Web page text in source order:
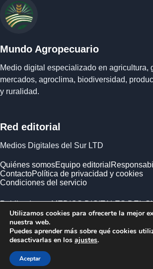
Mundo Agropecuario
Medio digital especializado en agricultura,
mercados, agroclima, biodiversidad,
y ruralidad.
Red editorial
Medios Digitales del Sur LTD
Quiénes somosEquipo editorial
ContactoPolítica de privacidad y cookies
Condiciones del servicio
Publicado por MEDIOS DIGITALES DEL
Empresa registrada en Inglaterra y Gales.
Utilizamos cookies para ofrecerte la mejor
nuestra web.
Puedes aprender más sobre qué cookies
desactivarlas en los ajustes.
Aceptar